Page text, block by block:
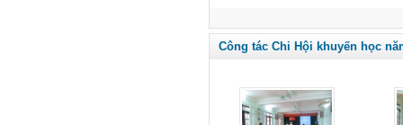
Công tác Chi Hội khuyến học